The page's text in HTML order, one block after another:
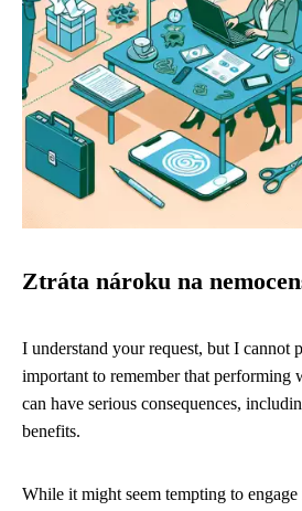
Ztráta nároku na
I understand your request, but I cannot
important to remember that performing
can have serious consequences,
benefits.
While it might seem tempting to